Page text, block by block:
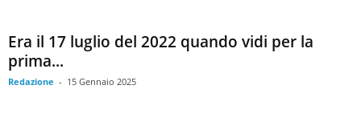
Era il 17 luglio del 2022 quando vidi per la
prima...
Redazione - 15 Gennaio 2025